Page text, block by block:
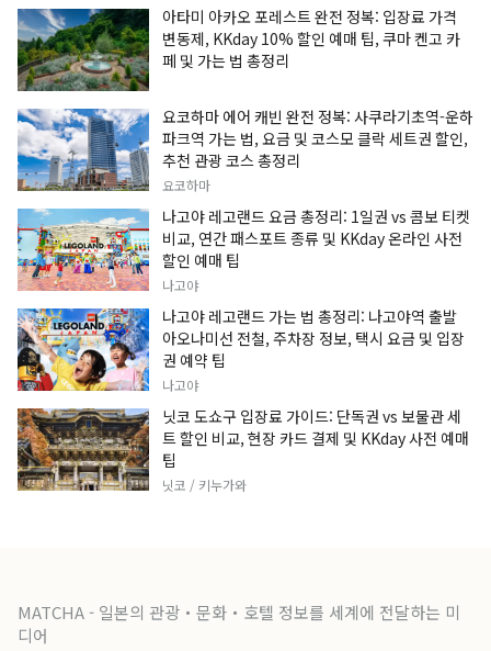
아타미 아카오 포레스트 완전 정복: 입장료 가격
변동제, KKday 10% 할인 예매 팁, 쿠마 켄고 카
페 및 가는 법 총정리
요코하마 에어 캐빈 완전 정복: 사쿠라기초역-운하
파크역 가는 법, 요금 및 코스모 클락 세트권 할인,
추천 관광 코스 총정리
요코하마
나고야 레고랜드 요금 총정리: 1일권 vs 콤보 티켓
비교, 연간 패스포트 종류 및 KKday 온라인 사전
할인 예매 팁
나고야
나고야 레고랜드 가는 법 총정리: 나고야역 출발
아오나미선 전철, 주차장 정보, 택시 요금 및 입장
권 예약 팁
나고야
닛코 도쇼구 입장료 가이드: 단독권 vs 보물관 세
트 할인 비교, 현장 카드 결제 및 KKday 사전 예매
팁
닛코 / 키누가와
MATCHA - 일본의 관광・문화・호텔 정보를 세계에 전달하는 미
디어